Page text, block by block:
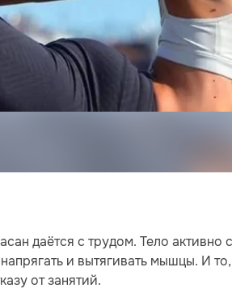
даётся с трудом. Тело активно
и вытягивать мышцы. И
от занятий.